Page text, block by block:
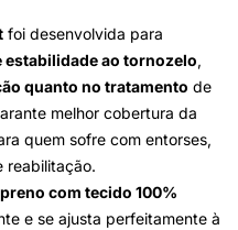
foi desenvolvida para
ao tornozelo,
quanto no tratamento de
melhor cobertura da
quem sofre com entorses,
reabilitação.
com tecido 100%
e se ajusta perfeitamente à